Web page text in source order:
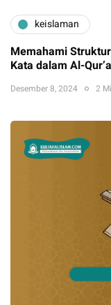
keislaman
Memahami
Kata dalam Al-
Desember 8, 2024 2